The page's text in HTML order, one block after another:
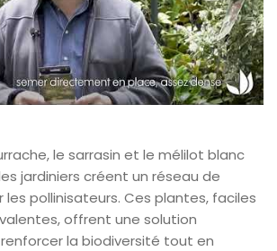
le sarrasin et le mélilot blanc
jardiniers créent un réseau de
pollinisateurs. Ces plantes, faciles
offrent une solution
la biodiversité tout en